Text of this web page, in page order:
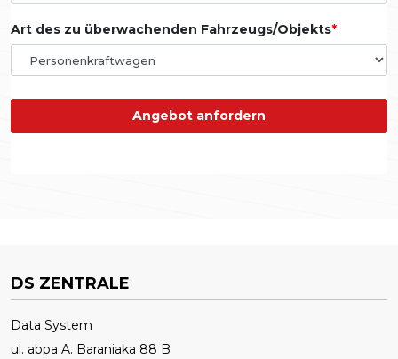
Art des zu überwachenden Fahrzeugs/Objekts
Angebot anfordern
DS ZENTRALE
Data System
ul. abpa A. Baraniaka 88 B